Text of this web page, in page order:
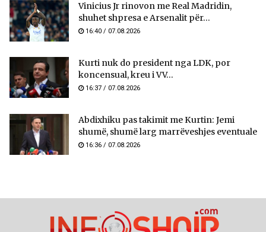
Vinicius Jr rinovon me Real Madridin,
shuhet shpresa e Arsenalit për...
16:40 / 07.08.2026
Kurti nuk do president nga LDK, por
koncensual, kreu i VV...
16:37 / 07.08.2026
Abdixhiku pas takimit me Kurtin: Jemi
shumë, shumë larg marrëveshjes eventuale
16:36 / 07.08.2026